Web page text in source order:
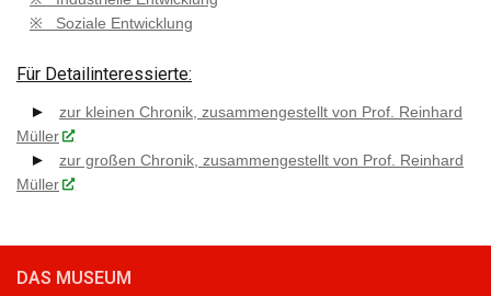
※ Soziale Entwicklung
Für Detailinteressierte:
► zur kleinen Chronik, zusammengestellt von Prof. Reinhard
Müller
► zur großen Chronik, zusammengestellt von Prof. Reinhard
Müller
DAS MUSEUM